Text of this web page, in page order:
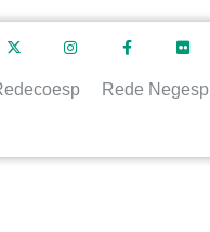
Rede Negesp